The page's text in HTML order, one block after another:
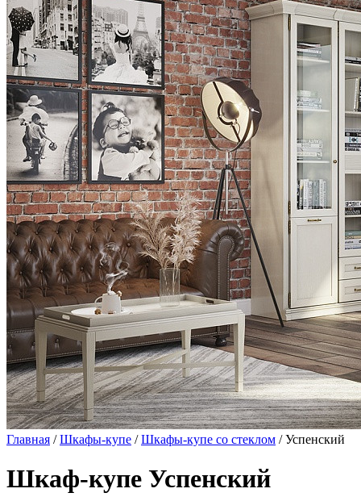
Главная /Шкафы-купе /Шкафы-купе со стеклом / Успенский
Шкаф-купе Успенский